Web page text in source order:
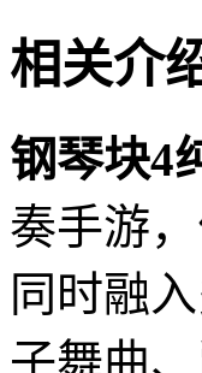
相关介
钢琴块4
奏手游
同时融
子舞曲